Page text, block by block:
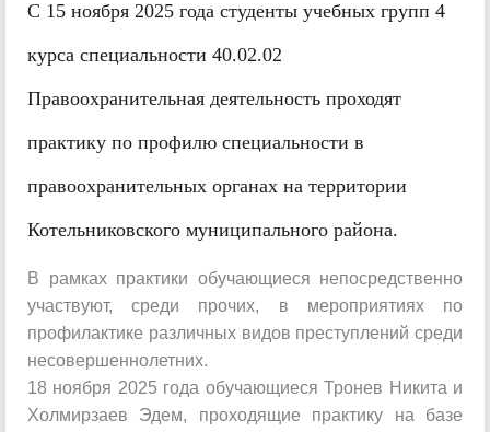
С 15 ноября 2025 года студенты учебных групп 4
курса специальности 40.02.02
Правоохранительная деятельность проходят
практику по профилю специальности в
правоохранительных органах на территории
Котельниковского муниципального района.
В рамках практики обучающиеся непосредственно
участвуют, среди прочих, в мероприятиях по
профилактике различных видов преступлений среди
несовершеннолетних.
18 ноября 2025 года обучающиеся Тронев Никита и
Холмирзаев Эдем, проходящие практику на базе